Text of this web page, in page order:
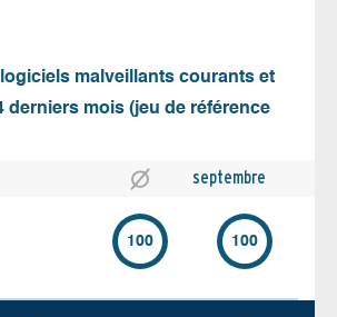
malveillants courants et
derniers mois (jeu de référence
septembre
100 100